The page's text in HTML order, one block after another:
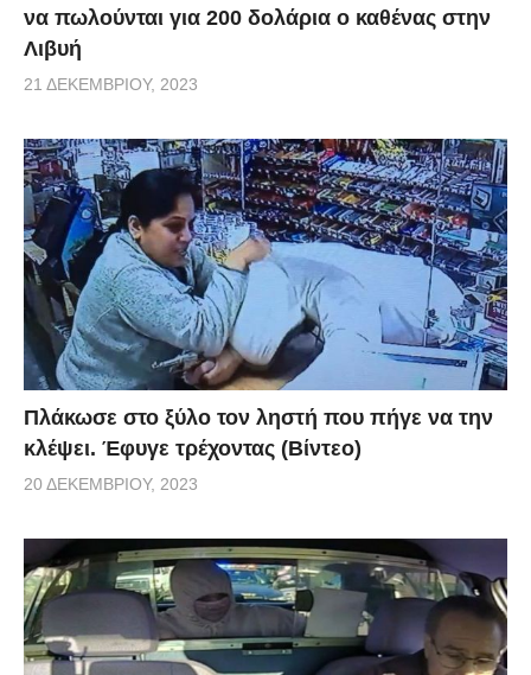
να πωλούνται για 200 δολάρια ο καθένας στην
Λιβυή
21 ΔΕΚΕΜΒΡΊΟΥ, 2023
Πλάκωσε στο ξύλο τον ληστή που πήγε να την
κλέψει. Έφυγε τρέχοντας (Βίντεο)
20 ΔΕΚΕΜΒΡΊΟΥ, 2023